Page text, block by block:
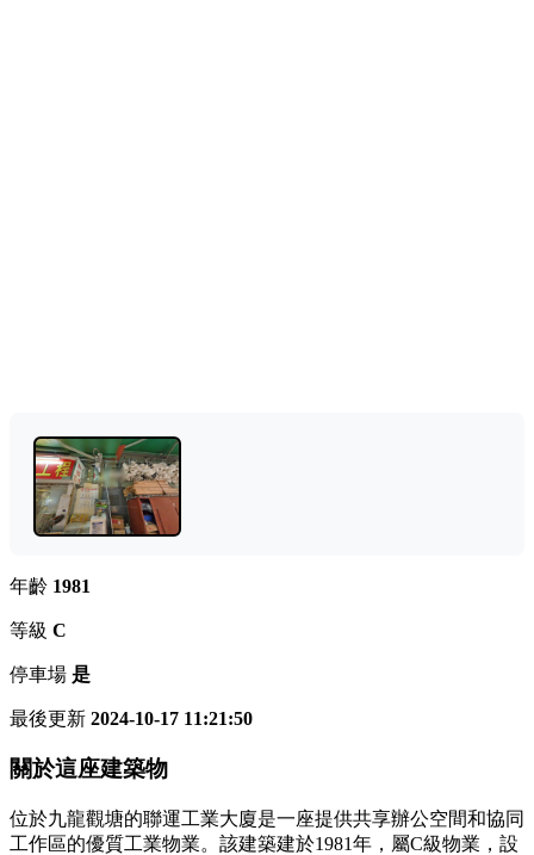
年齡 1981
等級 C
停車場 是
最後更新 2024-10-17 11:21:50
關於這座建築物
位於九龍觀塘的聯運工業大廈是一座提供共享辦公空間和協同
工作區的優質工業物業。該建築建於1981年，屬C級物業，設